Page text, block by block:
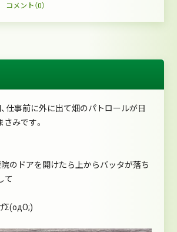
コメント（0）
仕事前に外に出て畑のパトロールが日
みです。
院のドアを開けたら上からバッタが落ち
て
Σ(oдΟ;)